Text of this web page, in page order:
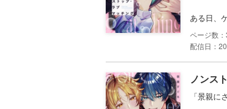
ある日、
配信日：
ノンス
「景親に